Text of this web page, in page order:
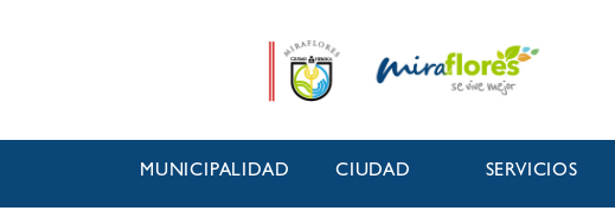
MUNICIPALIDAD CIUDAD SERVICIOS